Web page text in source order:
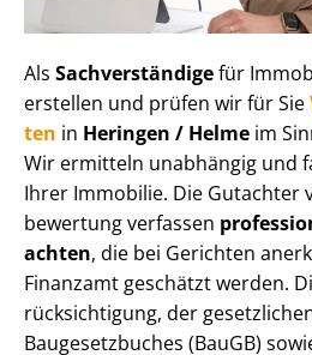
Als Sachverständigefür
erstellen und prüfen wir für Sie
ten in Heringen / Helme im
Wir ermitteln unabhängig und
Ihrer Immobilie. Die
be­wer­tung verfassen
ach­ten, die bei Gerichten
Finanzamt geschätzt werden.
rück­sich­ti­gung, der
Baugesetzbuches (BauGB)